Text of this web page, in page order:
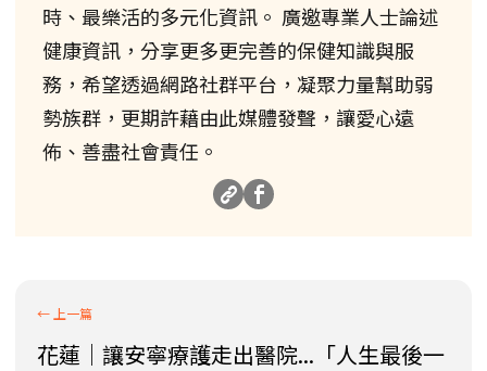
時、最樂活的多元化資訊。 廣邀專業人士論述
健康資訊，分享更多更完善的保健知識與服
務，希望透過網路社群平台，凝聚力量幫助弱
勢族群，更期許藉由此媒體發聲，讓愛心遠
佈、善盡社會責任。
花蓮│讓安寧療護走出醫院...「人生最後一